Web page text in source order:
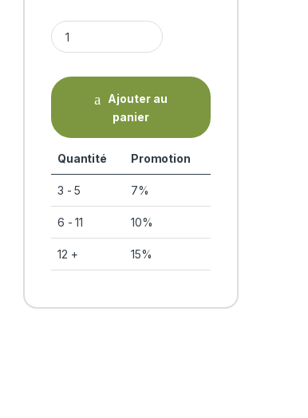
JUS DE TRIPHALA biologique Vitro quantity
Ajouter au
panier
Quantité Promotion
3 - 5 7%
6 - 11 10%
12 + 15%